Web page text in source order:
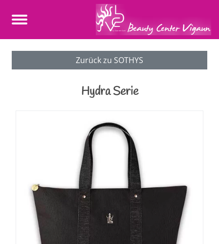
Zurück zu SOTHYS
Hydra Serie